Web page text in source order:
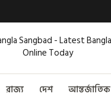
রাজ্য দেশ আন্তর্জাতিক